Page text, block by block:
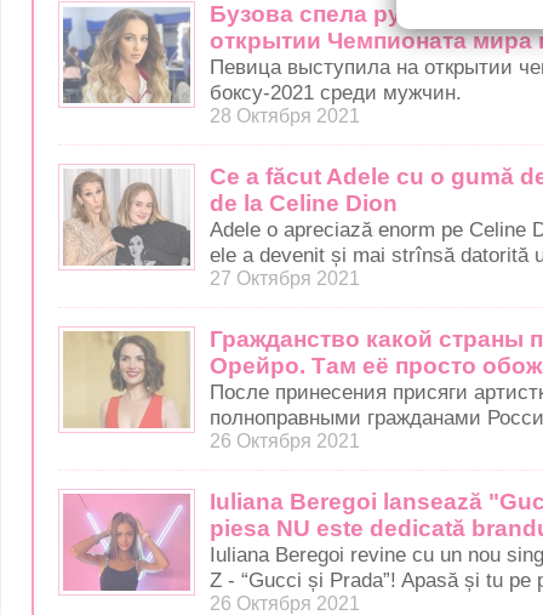
Бузова спела русскую
открытии Чемпионата мира
Певица выступила на открытии
боксу-2021 среди мужчин.
28 Октября 2021
Ce a făcut Adele cu o gumă
de la Celine Dion
Adele o apreciază enorm pe Celine
ele a devenit și mai strînsă datorită
27 Октября 2021
Гражданство какой страны
Орейро. Там её просто
После принесения присяги
полноправными гражданами
26 Октября 2021
Iuliana Beregoi lansează
piesa NU este dedicată
Iuliana Beregoi revine cu un nou
Z - “Gucci și Prada”! Apasă și tu pe
26 Октября 2021